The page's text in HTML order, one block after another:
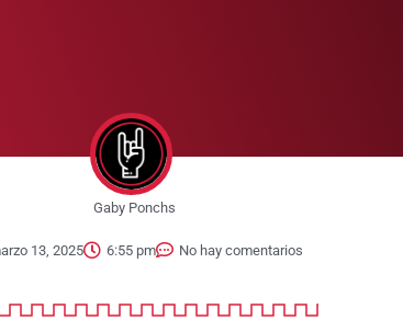
Gaby Ponchs
13, 2025 6:55 pm No hay comentarios